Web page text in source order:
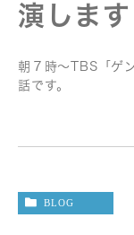
演します
朝７時〜TBS「ゲ
話です。
BLOG